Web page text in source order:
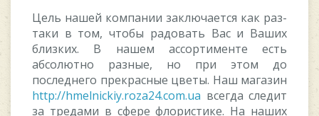
Цель нашей компании заключается как раз-
таки в том, чтобы радовать Вас и Ваших
близких. В нашем ассортименте есть
абсолютно разные, но при этом до
последнего прекрасные цветы. Наш магазин
http://hmelnickiy.roza24.com.ua всегда следит
за тредами в сфере флористике. На наших